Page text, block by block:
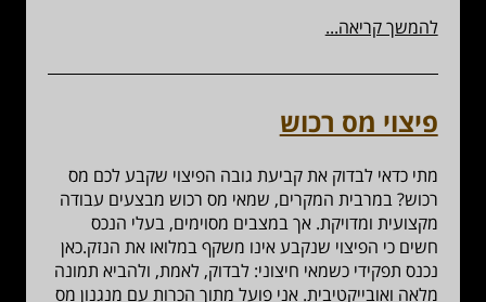
להמשך קריאה...
פיצוי מס רכוש
מתי כדאי לבדוק את קביעת גובה הפיצוי שקבע לכם מס
רכוש? במרבית המקרים, שמאי מס רכוש מבצעים עבודה
מקצועית ומדויקת. אך במצבים מסוימים, בעלי הנכס
חשים כי הפיצוי שנקבע אינו משקף במלואו את הנזק.כאן
נכנס תפקידי כשמאי חיצוני: לבדוק, לאמת, ולהביא תמונה
מלאה ואובייקטיבית. אני פועל מתוך הכרות עם מנגנון מס